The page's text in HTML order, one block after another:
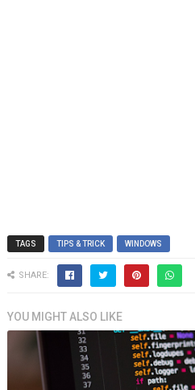
TAGS TIPS & TRICK WINDOWS
SHARE:
YOU MIGHT ALSO LIKE